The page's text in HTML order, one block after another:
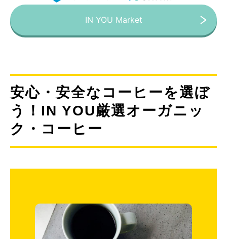
IN YOU Market
安心・安全なコーヒーを選ぼ
う！IN YOU厳選オーガニッ
ク・コーヒー